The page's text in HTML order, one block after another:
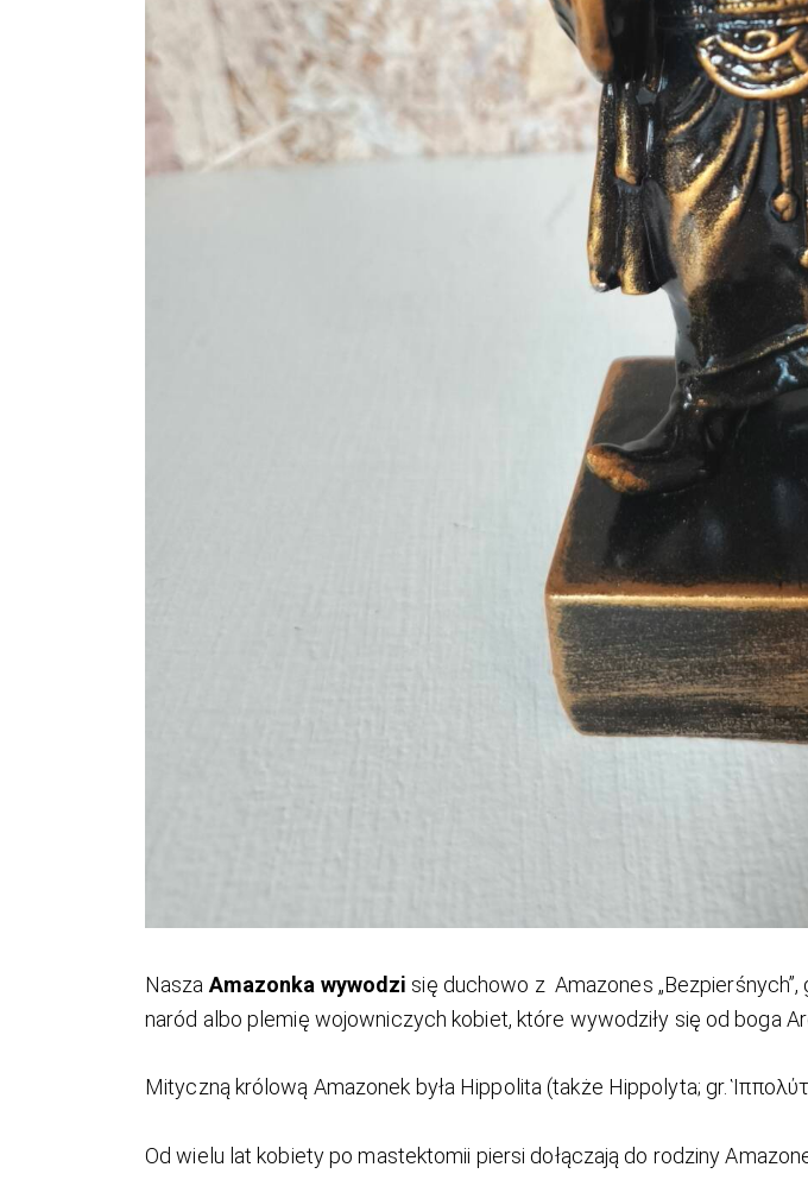
Nasza Amazonka wywodzi się duchowo z Amazones
naród albo plemię wojowniczych kobiet, które wywodziły się od boga
Mityczną królową Amazonek była Hippolita (także Hippolyta; gr.
Od wielu lat kobiety po mastektomii piersi dołączają do rodziny